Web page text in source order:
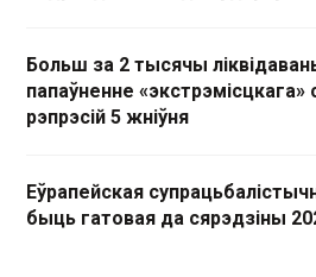
Больш за 2 тысячы
папаўненне «экстрэмісцкага»
рэпрэсій 5 жніўня
Еўрапейская
быць гатовая да сярэдзіны